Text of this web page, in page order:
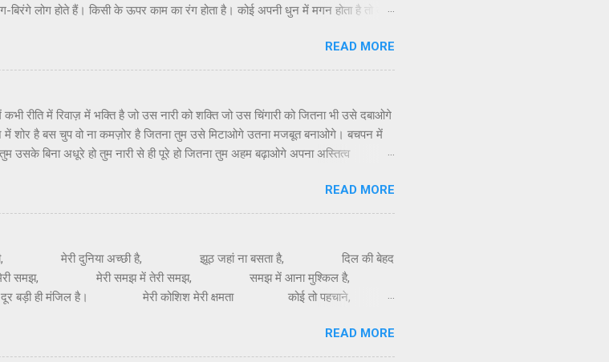
लोग होते हैं। किसी के ऊपर काम का रंग होता है। कोई अपनी धुन में मगन होता है तो कोई
से ना डर उससे डर, जो बदले पल पल रंग। रंगों के इस त्यौहार को फ़ीका ना पड़ने दें। एक
प्यार का हो स्नेह का हो, गुलाल हो या फूलों का रंग हो। आप सभी को होली की बहुत-बहुत
READ MORE
रीति में रिवाज़ में भक्ति है जो उस नारी को शक्ति जो उस चिंगारी को जितना भी उसे दबाओगे
शोर है बस चुप वो ना कमज़ोर है जितना तुम उसे मिटाओगे उतना मजबूत बनाओगे। बचपन में
उसके बिना अधूरे हो तुम नारी से ही पूरे हो जितना तुम अहम बढ़ाओगे अपना अस्तित्व
READ MORE
मेरी दुनिया अच्छी है, झूठ जहां ना बसता है, दिल की बेहद
समझ, मेरी समझ में तेरी समझ, समझ में आना मुश्किल है,
बड़ी ही मंजिल है। मेरी कोशिश मेरी क्षमता कोई तो पहचाने,
READ MORE